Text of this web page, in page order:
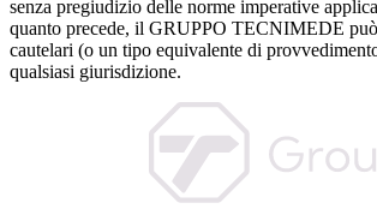
senza pregiudizio delle norme imperative
quanto precede, il GRUPPO TECNIMEDE
cautelari (o un tipo equivalente di
qualsiasi giurisdizione.